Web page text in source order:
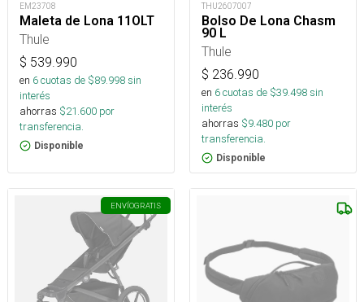
EM23708
Maleta de Lona 11OLT
Thule
$ 539.990
en 6cuotas de $89.998sin
interés
ahorras $21.600 por
transferencia.
Disponible
THU2607007
Bolso De Lona Chasm
90 L
Thule
$ 236.990
en 6cuotas de $39.498sin
interés
ahorras $9.480 por
transferencia.
Disponible
ENVÍOGRATIS